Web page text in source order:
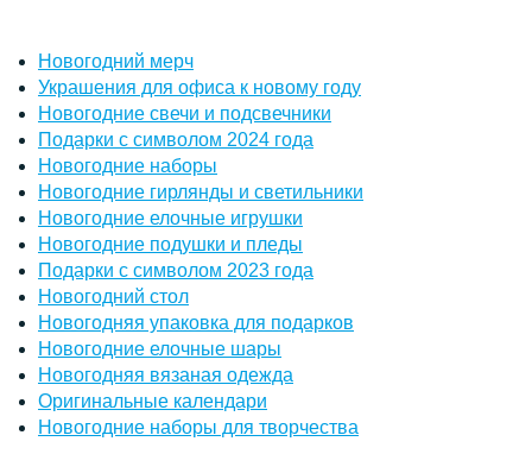
Новогодний мерч
Украшения для офиса к новому году
Новогодние свечи и подсвечники
Подарки с символом 2024 года
Новогодние наборы
Новогодние гирлянды и светильники
Новогодние елочные игрушки
Новогодние подушки и пледы
Подарки с символом 2023 года
Новогодний стол
Новогодняя упаковка для подарков
Новогодние елочные шары
Новогодняя вязаная одежда
Оригинальные календари
Новогодние наборы для творчества